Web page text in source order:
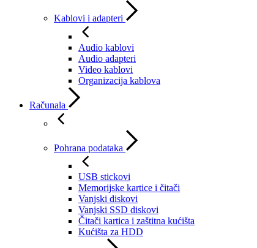
Kablovi i adapteri
Audio kablovi
Audio adapteri
Video kablovi
Organizacija kablova
Računala
Pohrana podataka
USB stickovi
Memorijske kartice i čitači
Vanjski diskovi
Vanjski SSD diskovi
Čitači kartica i zaštitna kućišta
Kućišta za HDD